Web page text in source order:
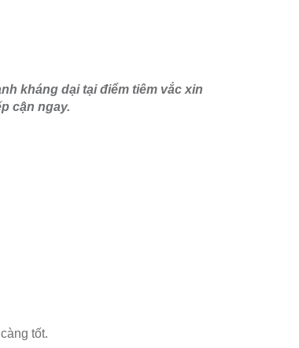
kháng dại tại điểm tiêm vắc xin
cận ngay.
tốt.